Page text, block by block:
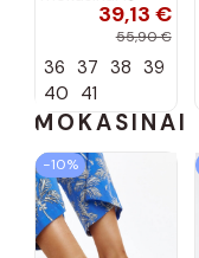
dirbtinės
zomšos, rudos
39,13 €
55,90 €
36 37 38 39
40 41
MOKASINAI
−10%